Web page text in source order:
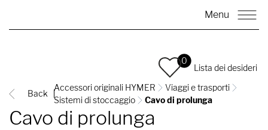
Menu
0
Lista dei desideri
Back
Accessori originali HYMER
Viaggi e trasporti
Sistemi di stoccaggio
Cavo di prolunga
Cavo di prolunga